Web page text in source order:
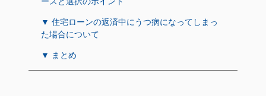
▼ 住宅ローンの返済中にうつ病になってしまっ
た場合について
▼ まとめ